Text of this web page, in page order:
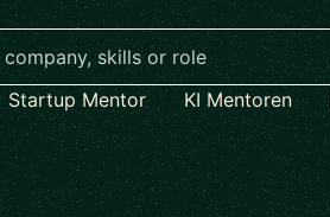
Startup Mentor
KI Mentoren